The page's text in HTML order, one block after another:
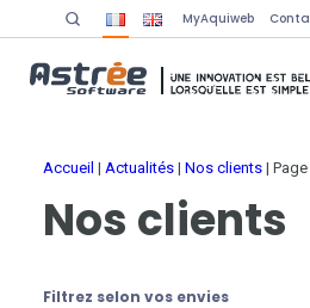
MyAquiweb
Accueil | Actualités| Nos clients| Page
Nos clients
Filtrez selon vos envies